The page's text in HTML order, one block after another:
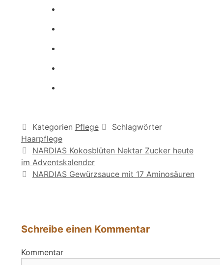
Kategorien Pflege
Schlagwörter
Haarpflege
NARDIAS Kokosblüten Nektar Zucker heute
im Adventskalender
NARDIAS Gewürzsauce mit 17 Aminosäuren
Schreibe einen Kommentar
Kommentar